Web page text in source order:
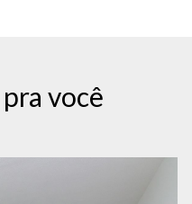
você